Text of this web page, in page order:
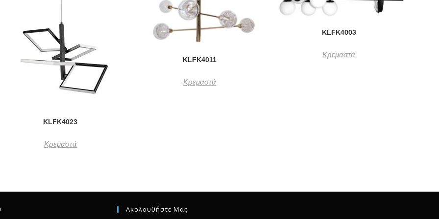
KLFK4023
Κρεμαστά
KLFK4011
Κρεμαστά
KLFK4003
Κρεμαστά
Ακολουθήστε Μας